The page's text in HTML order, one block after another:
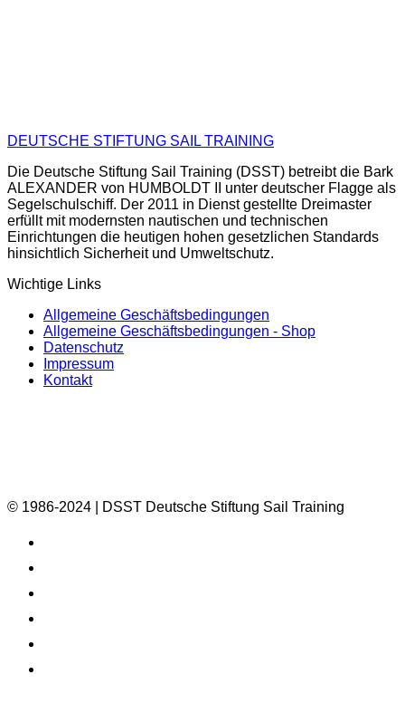
DEUTSCHE STIFTUNG SAIL TRAINING
Die Deutsche Stiftung Sail Training (DSST) betreibt die Bark
ALEXANDER von HUMBOLDT II unter deutscher Flagge als
Segelschulschiff. Der 2011 in Dienst gestellte Dreimaster
erfüllt mit modernsten nautischen und technischen
Einrichtungen die heutigen hohen gesetzlichen Standards
hinsichtlich Sicherheit und Umweltschutz.
Wichtige Links
Allgemeine Geschäftsbedingungen
Allgemeine Geschäftsbedingungen - Shop
Datenschutz
Impressum
Kontakt
© 1986-2024 | DSST Deutsche Stiftung Sail Training